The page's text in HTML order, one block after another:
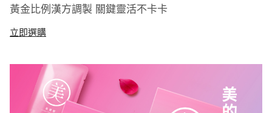
黃金比例漢方調製 關鍵靈活不卡卡
立即選購